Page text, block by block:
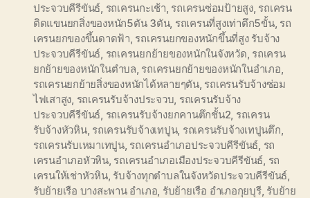
ประจวบคีรีขันธ์ รถเครนกะเช้า รถเครนซ่อมป้ายสูง, รถเครน
ติดแขนยกสิ่งของหนัก5ตัน 3ตัน, รถเครนที่สูงเท่าตึก5ขั้น, รถ
เครนยกของขึ้นดาดฟ้า รถเครนยกของหนักขึ้นที่สูง รับจ้าง
ประจวบคีรีขันธ์ รถเครนยกย้ายของหนักในจังหวัด รถเครน
ยกย้ายของหนักในตำบล รถเครนยกย้ายของหนักในอำเภอ
รถเครนยกย้ายสิ่งของหนักได้หลายๆตัน, รถเครนรับจ้างซ่อม
ไฟเสาสูง รถเครนรับจ้างประจวบ รถเครนรับจ้าง
ประจวบคีรีขันธ์ รถเครนรับจ้างยกคานตึกชั้น2 รถเครน
รับจ้างหัวหิน, รถเครนรับจ้างเทปูน, รถเครนรับจ้างเทปูนตึก
รถเครนรับเหมาเทปูน, รถเครนอำเภอประจวบคีรีขันธ์ รถ
เครนอำเภอหัวหิน, รถเครนอำเภอเมืองประจวบคีรีขันธ์ รถ
เครนให้เช่าหัวหิน, รับจ้างทุกตำบลในจังหวัดประจวบคีรีขันธ์
รับย้ายเรือ บางสะพาน อำเภอ รับย้ายเรือ อำเภอกุยบุรี, รับย้าย